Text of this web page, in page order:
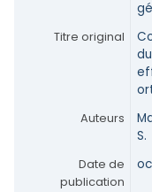
Titre original
Auteurs
S.
Date de
publication